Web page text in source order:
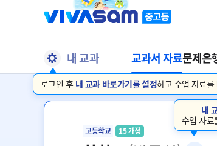
로그인 후 내 교과 바로가기를 설정하고 수업 자료
내 교과 교과서 자료문제은
고등학교 15 개정
내
수업 자료